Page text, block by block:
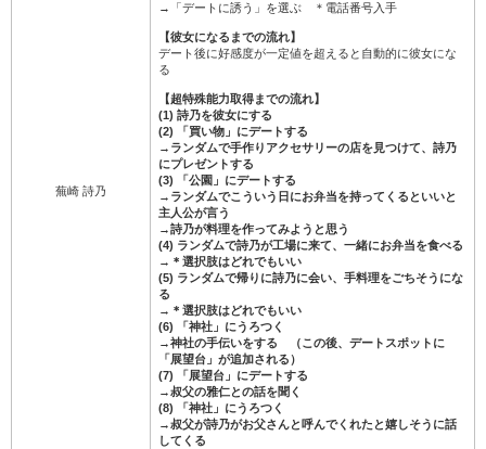
蕪崎 詩乃
→「デートに誘う」を選ぶ ＊電話番号入手
【彼女になるまでの流れ】
デート後に好感度が一定値を超えると自動的に彼女にな
る
【超特殊能力取得までの流れ】
(1) 詩乃を彼女にする
(2) 「買い物」にデートする
→ランダムで手作りアクセサリーの店を見つけて、詩乃
にプレゼントする
(3) 「公園」にデートする
→ランダムでこういう日にお弁当を持ってくるといいと
主人公が言う
→詩乃が料理を作ってみようと思う
(4) ランダムで詩乃が工場に来て、一緒にお弁当を食べる
→＊選択肢はどれでもいい
(5) ランダムで帰りに詩乃に会い、手料理をごちそうにな
る
→＊選択肢はどれでもいい
(6) 「神社」にうろつく
→神社の手伝いをする （この後、デートスポットに
「展望台」が追加される）
(7) 「展望台」にデートする
→叔父の雅仁との話を聞く
(8) 「神社」にうろつく
→叔父が詩乃がお父さんと呼んでくれたと嬉しそうに話
してくる